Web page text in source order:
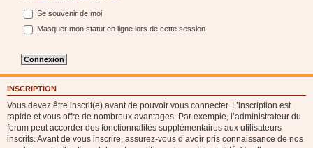
Se souvenir de moi
Masquer mon statut en ligne lors de cette session
INSCRIPTION
Vous devez être inscrit(e) avant de pouvoir vous connecter. L’inscription est
rapide et vous offre de nombreux avantages. Par exemple, l’administrateur du
forum peut accorder des fonctionnalités supplémentaires aux utilisateurs
inscrits. Avant de vous inscrire, assurez-vous d’avoir pris connaissance de nos